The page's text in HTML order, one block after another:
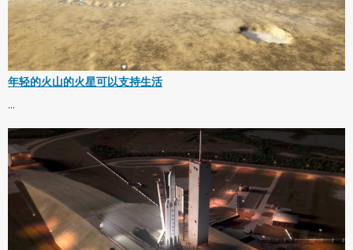
年轻的火山的火星可以支持生活
...